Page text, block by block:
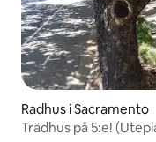
Radhus i Sacramento
Trädhus på 5:e!